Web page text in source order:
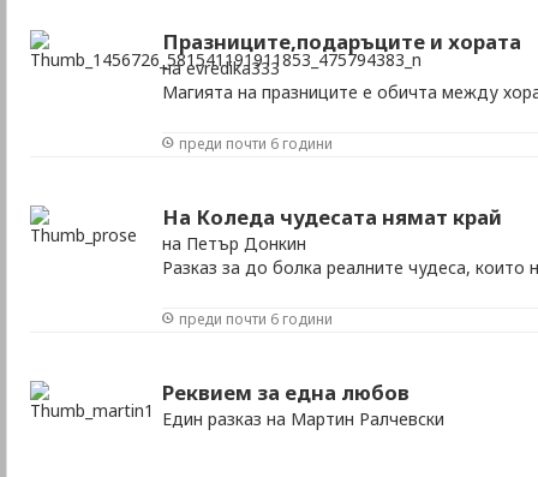
Празниците,подаръците и хората
на evredika333
Магията на празниците е обичта между
преди почти 6 години
На Коледа чудесата нямат край
на Петър Донкин
Разказ за до болка реалните чудеса, които
преди почти 6 години
Реквием за една любов
Един разказ на Мартин Ралчевски